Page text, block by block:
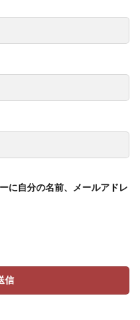
に自分の名前、メールアドレ